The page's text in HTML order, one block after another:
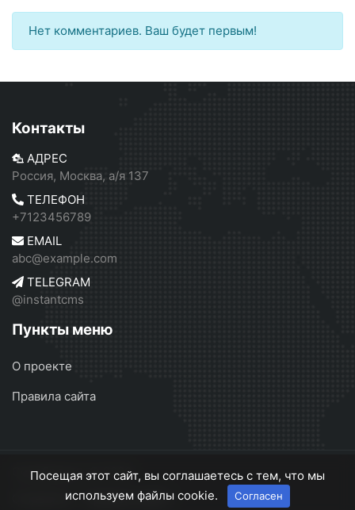
Нет комментариев. Ваш будет первым!
Контакты
АДРЕС
Россия, Москва, а/я 137
ТЕЛЕФОН
+7123456789
EMAIL
abc@example.com
TELEGRAM
@instantcms
Пункты меню
О проекте
Правила сайта
Серебрянск © 2026
О проекте
Правила сайта
Посещая этот сайт, вы соглашаетесь с тем, что мы
используем файлы cookie.
Согласен